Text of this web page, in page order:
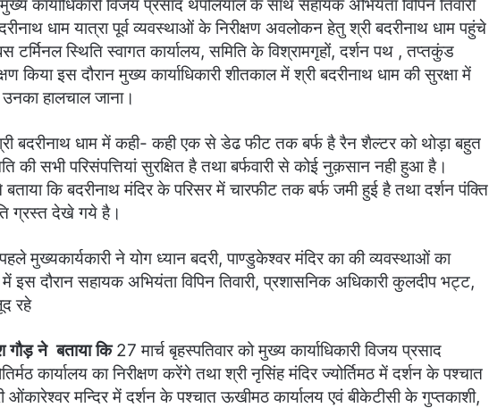
कार्याधिकारी विजय प्रसाद थपलियाल के साथ सहायक अभियंता विपिन तिवारी
धाम यात्रा पूर्व व्यवस्थाओं के निरीक्षण अवलोकन हेतु श्री बदरीनाथ धाम पहुंचे
टर्मिनल स्थिति स्वागत कार्यालय, समिति के विश्रामगृहों, दर्शन पथ , तप्तकुंड
किया इस दौरान मुख्य कार्याधिकारी शीतकाल में श्री बदरीनाथ धाम की सुरक्षा में
उनका हालचाल जाना।
श्री बदरीनाथ धाम में कही- कही एक से डेढ फीट तक बर्फ है रैन शैल्टर को थोड़ा बहुत
की सभी परिसंपत्तियां सुरक्षित है तथा बर्फवारी से कोई नुक़सान नही हुआ है।
बताया कि बदरीनाथ मंदिर के परिसर में चारफीट तक बर्फ जमी हुई है तथा दर्शन पंक्ति
ग्रस्त देखे गये है।
मुख्यकार्यकारी ने योग ध्यान बदरी, पाण्डुकेश्वर मंदिर का की व्यवस्थाओं का
इस दौरान सहायक अभियंता विपिन तिवारी, प्रशासनिक अधिकारी कुलदीप भट्ट,
रहे
गौड़ ने बताया कि27 मार्च बृहस्पतिवार को मुख्य कार्याधिकारी विजय प्रसाद
कार्यालय का निरीक्षण करेंगे तथा श्री नृसिंह मंदिर ज्योर्तिमठ में दर्शन के पश्चात
ओंकारेश्वर मन्दिर में दर्शन के पश्चात ऊखीमठ कार्यालय एवं बीकेटीसी के गुप्तकाशी,